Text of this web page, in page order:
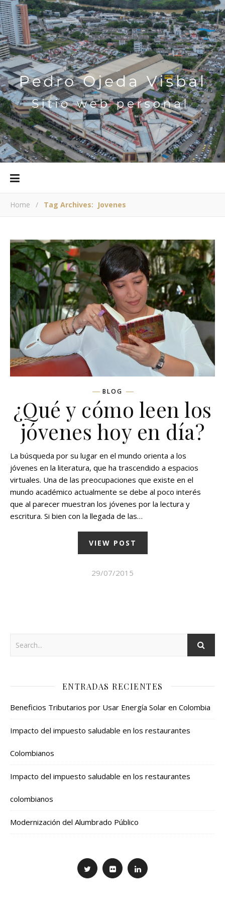
Home / Tag Archives: Jovenes
BLOG
¿Qué y cómo leen los
jóvenes hoy en día?
La búsqueda por su lugar en el mundo orienta a los
jóvenes en la literatura, que ha trascendido a espacios
virtuales. Una de las preocupaciones que existe en el
mundo académico actualmente se debe al poco interés
que al parecer muestran los jóvenes por la lectura y
escritura. Si bien con la llegada de las…
VIEW POST
29/07/2015
ENTRADAS RECIENTES
Beneficios Tributarios por Usar Energía Solar en Colombia
Impacto del impuesto saludable en los restaurantes
Colombianos
Impacto del impuesto saludable en los restaurantes
colombianos
Modernización del Alumbrado Público